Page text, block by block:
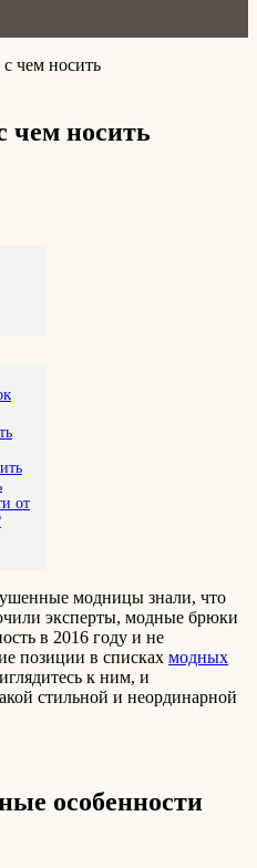
чем носить
носить
от
модницы знали, что
эксперты, модные брюки
в 2016 году и не
позиции в списках модных
к ним, и
стильной и неординарной
особенности